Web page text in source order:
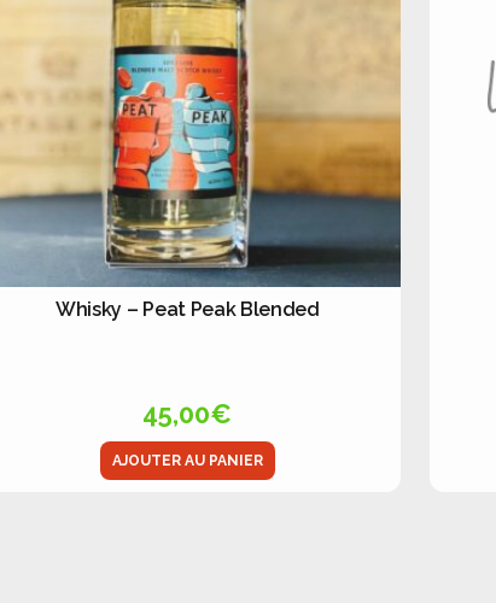
Whisky – Peat Peak Blended
45,00€
AJOUTER AU PANIER